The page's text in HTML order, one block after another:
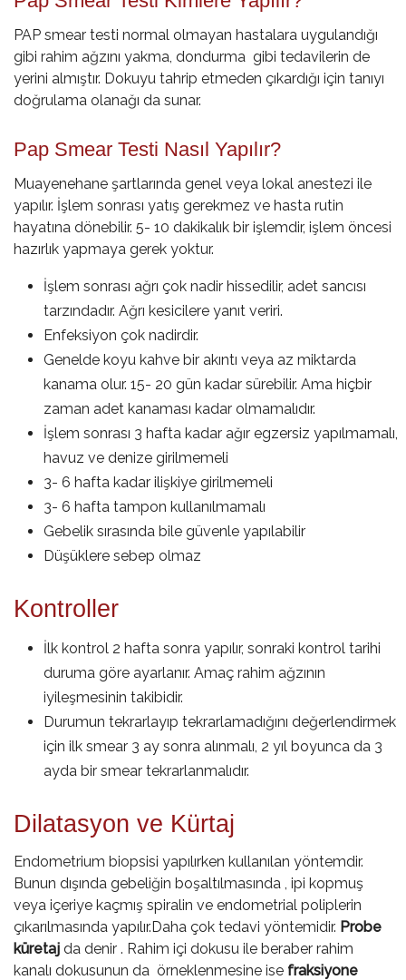
PAP smear testi normal olmayan hastalara uygulandığı
gibi rahim ağzını yakma, dondurma gibi tedavilerin de
yerini almıştır. Dokuyu tahrip etmeden çıkardığı için tanıyı
doğrulama olanağı da sunar.
Pap Smear Testi Nasıl Yapılır?
Muayenehane şartlarında genel veya lokal anestezi ile
yapılır. İşlem sonrası yatış gerekmez ve hasta rutin
hayatına dönebilir. 5- 10 dakikalık bir işlemdir, işlem öncesi
hazırlık yapmaya gerek yoktur.
İşlem sonrası ağrı çok nadir hissedilir, adet sancısı
tarzındadır. Ağrı kesicilere yanıt veriri.
Enfeksiyon çok nadirdir.
Genelde koyu kahve bir akıntı veya az miktarda
kanama olur. 15- 20 gün kadar sürebilir. Ama hiçbir
zaman adet kanaması kadar olmamalıdır.
İşlem sonrası 3 hafta kadar ağır egzersiz yapılmamalı,
havuz ve denize girilmemeli
3- 6 hafta kadar ilişkiye girilmemeli
3- 6 hafta tampon kullanılmamalı
Gebelik sırasında bile güvenle yapılabilir
Düşüklere sebep olmaz
Kontroller
İlk kontrol 2 hafta sonra yapılır, sonraki kontrol tarihi
duruma göre ayarlanır. Amaç rahim ağzının
iyileşmesinin takibidir.
Durumun tekrarlayıp tekrarlamadığını değerlendirmek
için ilk smear 3 ay sonra alınmalı, 2 yıl boyunca da 3
ayda bir smear tekrarlanmalıdır.
Dilatasyon ve Kürtaj
Endometrium biopsisi yapılırken kullanılan yöntemdir.
Bunun dışında gebeliğin boşaltılmasında , ipi kopmuş
veya içeriye kaçmış spiralin ve endometrial poliplerin
çıkarılmasında yapılır.Daha çok tedavi yöntemidir. Probe
küretaj da denir . Rahim içi dokusu ile beraber rahim
kanalı dokusunun da örneklenmesine ise fraksiyone